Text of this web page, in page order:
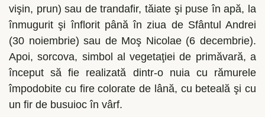
vişin, prun) sau de trandafir, tăiate şi puse în apă, la
înmugurit şi înflorit până în ziua de Sfântul Andrei
(30 noiembrie) sau de Moş Nicolae (6 decembrie).
Apoi, sorcova, simbol al vegetaţiei de primăvară, a
început să fie realizată dintr-o nuia cu rămurele
împodobite cu fire colorate de lână, cu beteală şi cu
un fir de busuioc în vârf.